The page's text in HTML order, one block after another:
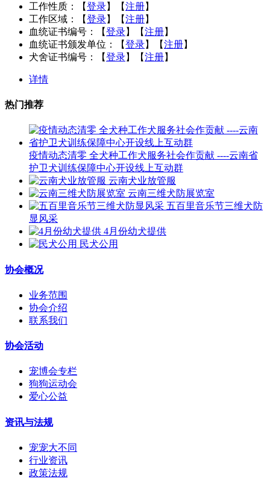
工作性质：
【登录】【注册】
工作区域：
【登录】【注册】
血统证书编号：
【登录】【注册】
血统证书颁发单位：
【登录】【注册】
犬舍证书编号：
【登录】【注册】
详情
热门推荐
疫情动态清零 全犬种工作犬服务社会作贡献 ----云南省
护卫犬训练保障中心开设线上互动群
云南犬业放管服
云南三维犬防展览室
五百里音乐节三维犬防
显风采
4月份幼犬提供
民犬公用
协会概况
业务范围
协会介绍
联系我们
协会活动
宠博会专栏
狗狗运动会
爱心公益
资讯与法规
宠宠大不同
行业资讯
政策法规